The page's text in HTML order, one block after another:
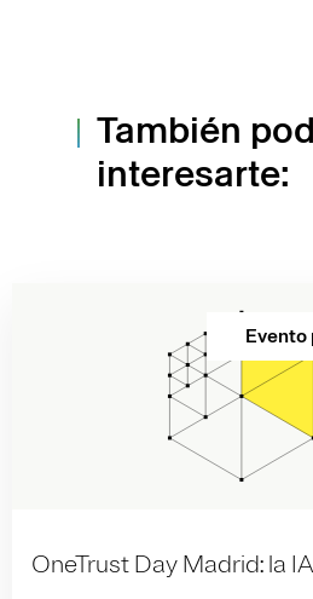
También
interesarte:
Evento
OneTrust Day Madrid: la